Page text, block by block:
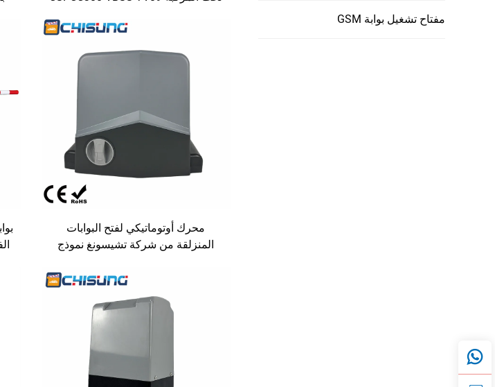
مفتاح تشغيل بوابة GSM
محرك أوتوماتيكي لفتح البوابات
المنزلقة من شركة تشيسونغ نموذج
بالتيار المتناوب، مزود بتقنية الحماية
من السحق وتصميم مقاوم للعوامل
الجوية